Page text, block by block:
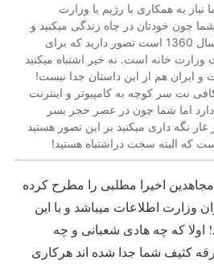
به همکاری با رژیم یا وزارت
چون خودتان در چاه زندگی میکنید و
فکر میکنید که ایران مانند سال 1360 است تصور دارید که برای
وزارت خانه است. نه خیر اشتباه میکنید
و ایران هم از این داستان جدا نیست!
نت سر کوچه به کامپیوتر و اینترنت
اما شما چون در عصر حجر بسر
غار نگه داری میکنید بر این تصور هستید
که البته سخت دراشتباه هستید!
اخیرا مطلبی را مطرح کرده
وزارت اطلاعات میباشد و با این
اولا که چه هادی شعبانی و چه
کثیف شما جدا شده اند هرکاری